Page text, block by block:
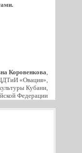
Коровенкова
«Овация»,
Кубани,
Федерации